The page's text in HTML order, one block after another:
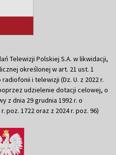
Telewizji Polskiej S.A. w likwidacji,
określonej w art. 21 ust. 1
i telewizji (Dz. U. z 2022 r.
udzielenie dotacji celowej, o
z dnia 29 grudnia 1992 r. o
poz. 1722 oraz z 2024 r. poz. 96)